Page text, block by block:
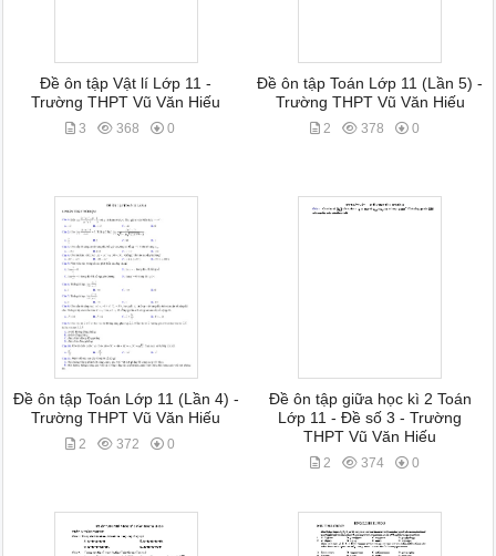
Đề ôn tập Vật lí Lớp 11 -
Trường THPT Vũ Văn Hiếu
3 368 0
Đề ôn tập Toán Lớp 11 (Lần 5) -
Trường THPT Vũ Văn Hiếu
2 378 0
Đề ôn tập Toán Lớp 11 (Lần 4) -
Trường THPT Vũ Văn Hiếu
2 372 0
Đề ôn tập giữa học kì 2 Toán
Lớp 11 - Đề số 3 - Trường
THPT Vũ Văn Hiếu
2 374 0